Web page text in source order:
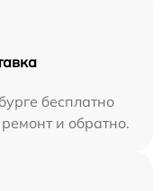
бесплатно
и обратно.